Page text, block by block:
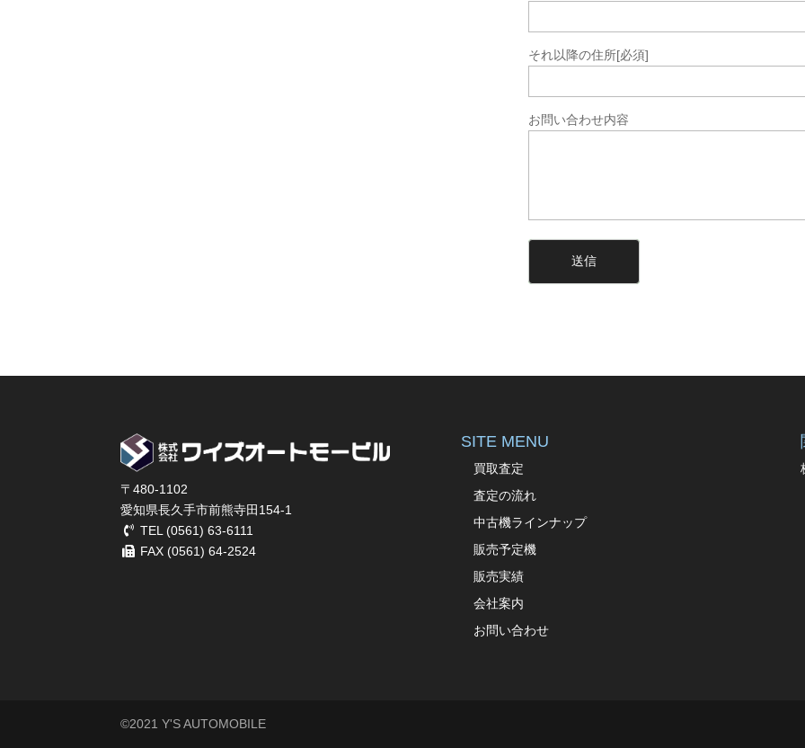
それ以降の住所[必須]
お問い合わせ内容
〒480-1102
愛知県長久手市前熊寺田154-1
TEL (0561) 63-6111
FAX (0561) 64-2524
SITE MENU
買取査定
査定の流れ
中古機ラインナップ
販売予定機
販売実績
会社案内
お問い合わせ
©️2021 Y'S AUTOMOBILE